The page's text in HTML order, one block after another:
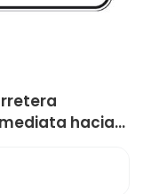
hacia...